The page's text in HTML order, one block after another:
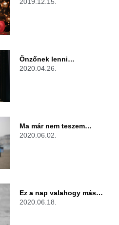
Önzőnek lenni…
2020.04.26.
Ma már nem teszem…
2020.06.02.
Ez a nap valahogy más…
2020.06.18.